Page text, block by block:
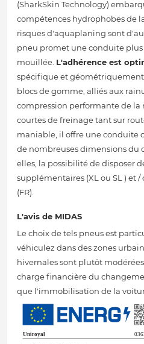
(SharkSkin Technology)
compétences hydrophobes de
risques d'aquaplaning sont
pneu promet une conduite plus
mouillée. L'adhérence est
spécifique et
blocs de gomme, alliés aux
compression performante de la
courtes de freinage tant sur
maniable, il offre une conduite
de nombreuses dimensions du
elles, la possibilité de disposer
supplémentaires (XL ou SL ) et
(FR).
L'avis de MIDAS
Le choix de tels pneus est
véhiculez dans des zones
hivernales sont plutôt
charge financière du
que l'immobilisation de la